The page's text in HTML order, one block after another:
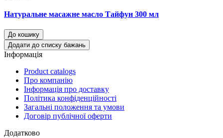
Натуральне масажне масло Тайфун 300 мл
До кошику
Додати до списку бажань
Інформація
Product catalogs
Про компанію
Інформація про доставку
Політика конфіденційності
Загальні положення та умови
Договір публічної оферти
Додатково